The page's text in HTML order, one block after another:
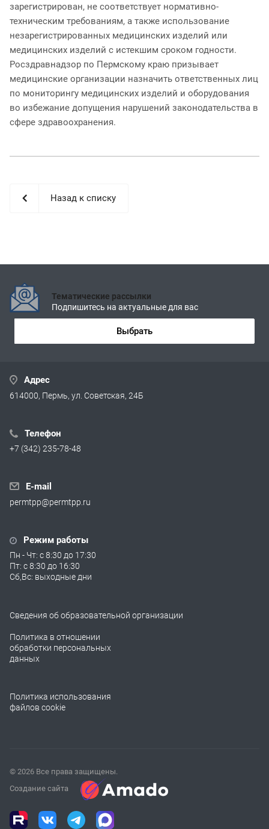
зарегистрирован, не соответствует нормативно-
техническим требованиям, а также использование
незарегистрированных медицинских изделий или
медицинских изделий с истекшим сроком годности.
Росздравнадзор по Пермскому краю призывает
медицинские организации назначить ответственных лиц
по мониторингу медицинских изделий и оборудования
во избежание допущения нарушений законодательства в
сфере здравоохранения.
Назад к списку
Тематические рассылки
Подпишитесь на актуальные для вас
Выбрать
Адрес
614000, Пермь, ул. Советская, 24Б
Телефон
+7 (342) 235-78-48
E-mail
permtpp@permtpp.ru
Режим работы
Пн - Чт: с 8:30 до 17:30
Пт: с 8:30 до 16:30
Сб,Вс: выходные дни
Сведения об образовательной организации
Политика в отношении
обработки персональных
данных
Политика использования
файлов cookie
© 2026 Все права защищены.
Создание сайта